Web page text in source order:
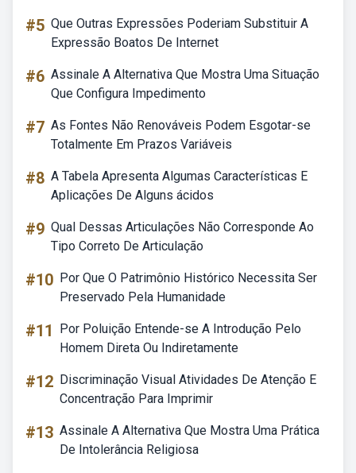
#5 Que Outras Expressões Poderiam Substituir A
Expressão Boatos De Internet
#6 Assinale A Alternativa Que Mostra Uma Situação
Que Configura Impedimento
#7 As Fontes Não Renováveis Podem Esgotar-se
Totalmente Em Prazos Variáveis
#8 A Tabela Apresenta Algumas Características E
Aplicações De Alguns ácidos
#9 Qual Dessas Articulações Não Corresponde Ao
Tipo Correto De Articulação
#10 Por Que O Patrimônio Histórico Necessita Ser
Preservado Pela Humanidade
#11
Por Poluição Entende-se A Introdução Pelo
Homem Direta Ou Indiretamente
#12 Discriminação Visual Atividades De Atenção E
Concentração Para Imprimir
#13 Assinale A Alternativa Que Mostra Uma Prática
De Intolerância Religiosa